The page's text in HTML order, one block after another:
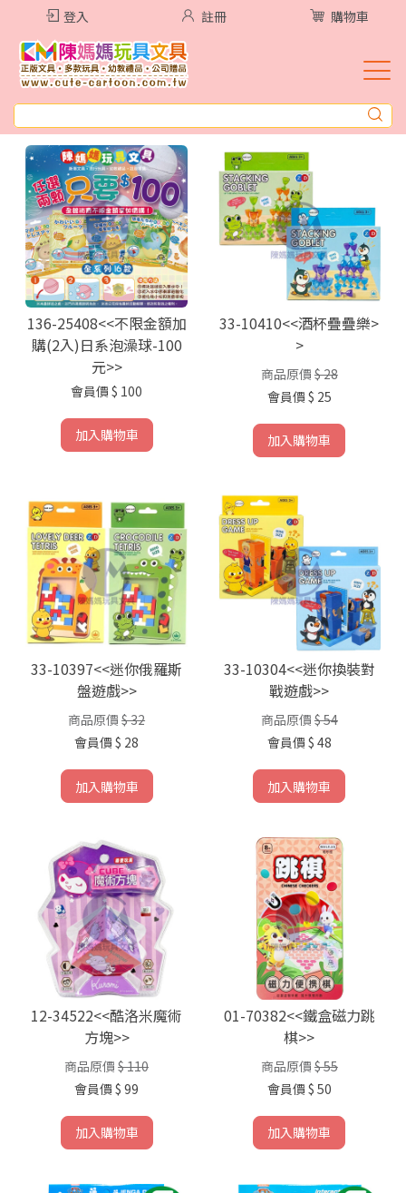
登入 註冊 購物車
136-25408<<不限金額加
購(2入)日系泡澡球-100
元>>
會員價 $ 100
加入購物車
33-10410<<酒杯疊疊樂>
>
商品原價 $ 28
會員價 $ 25
加入購物車
33-10397<<迷你俄羅斯
盤遊戲>>
商品原價 $ 32
會員價 $ 28
加入購物車
33-10304<<迷你換裝對
戰遊戲>>
商品原價 $ 54
會員價 $ 48
加入購物車
12-34522<<酷洛米魔術
方塊>>
商品原價 $ 110
會員價 $ 99
加入購物車
01-70382<<鐵盒磁力跳
棋>>
商品原價 $ 55
會員價 $ 50
加入購物車